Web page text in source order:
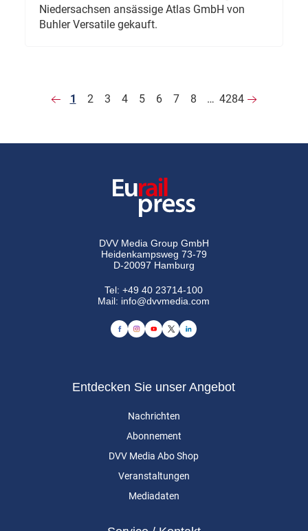
Niedersachsen ansässige Atlas GmbH von
Buhler Versatile gekauft.
1 2 3 4 5 6 7 8 … 4284
DVV Media Group GmbH
Heidenkampsweg 73-79
D-20097 Hamburg
Tel:+49 40 23714-100
Mail: info@dvvmedia.com
Entdecken Sie unser Angebot
Nachrichten
Abonnement
DVV Media Abo Shop
Veranstaltungen
Mediadaten